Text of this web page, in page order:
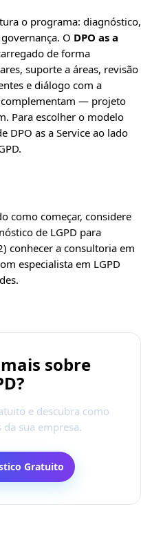
o programa: diagnóstico,
O DPO as a
de forma
suporte a áreas, revisão
e diálogo com a
complementam — projeto
Para escolher o modelo
DPO as a Service ao lado
.
como começar, considere
de LGPD para
conhecer a consultoria em
especialista em LGPD
sobre
e descubra como
sua empresa.
Gratuito